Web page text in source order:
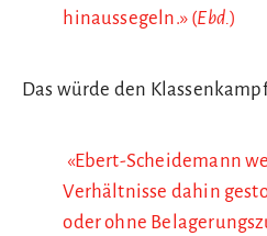
hinaussegeln.» (Ebd.)
Das würde den
«Ebert-Scheidemann
Verhältnisse dahin
oder ohne